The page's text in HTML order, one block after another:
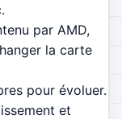
par AMD,
la carte
pour évoluer.
et